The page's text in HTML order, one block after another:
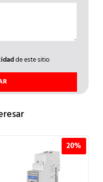
de este sitio